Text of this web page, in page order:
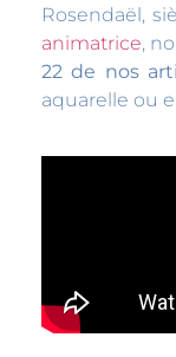
Rosendaël,
animatrice,
22 de nos
aquarelle ou